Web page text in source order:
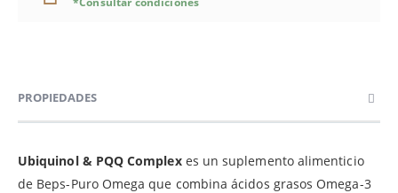
PROPIEDADES
Ubiquinol & PQQ Complex es un suplemento alimenticio
de Beps-Puro Omega que combina ácidos grasos Omega-3